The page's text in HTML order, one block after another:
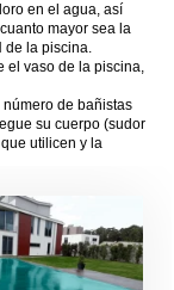
en el agua, así
mayor sea la
de la piscina.
el vaso de la piscina,
de bañistas
su cuerpo (sudor
utilicen y la